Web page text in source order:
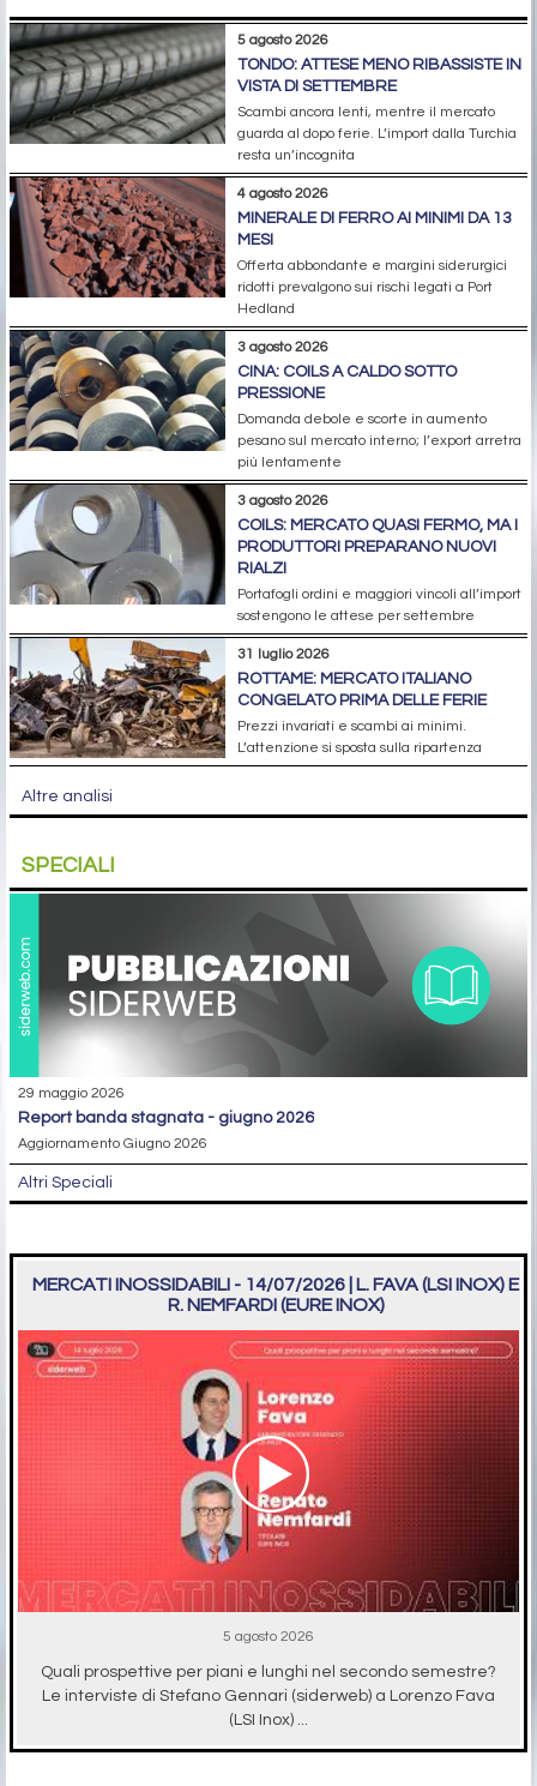
5 agosto 2026
TONDO: ATTESE MENO RIBASSISTE IN
VISTA DI SETTEMBRE
Scambi ancora lenti, mentre il mercato
guarda al dopo ferie. L’import dalla Turchia
resta un’incognita
4 agosto 2026
MINERALE DI FERRO AI MINIMI DA 13
MESI
Offerta abbondante e margini siderurgici
ridotti prevalgono sui rischi legati a Port
Hedland
3 agosto 2026
CINA: COILS A CALDO SOTTO
PRESSIONE
Domanda debole e scorte in aumento
pesano sul mercato interno; l’export arretra
più lentamente
3 agosto 2026
COILS: MERCATO QUASI FERMO, MA I
PRODUTTORI PREPARANO NUOVI
RIALZI
Portafogli ordini e maggiori vincoli all’import
sostengono le attese per settembre
31 luglio 2026
ROTTAME: MERCATO ITALIANO
CONGELATO PRIMA DELLE FERIE
Prezzi invariati e scambi ai minimi.
L’attenzione si sposta sulla ripartenza
Altre analisi
SPECIALI
29 maggio 2026
report banda stagnata - giugno 2026
Aggiornamento Giugno 2026
Altri Speciali
MERCATI INOSSIDABILI - 14/07/2026 | L. FAVA (LSI INOX) E
R. NEMFARDI (EURE INOX)
5 agosto 2026
Quali prospettive per piani e lunghi nel secondo semestre?
Le interviste di Stefano Gennari (siderweb) a Lorenzo Fava
(LSI Inox) ...